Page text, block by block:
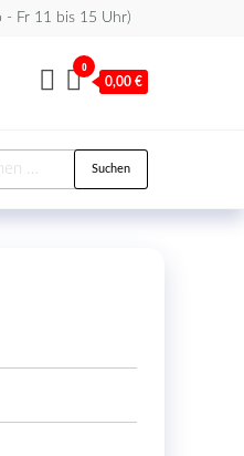
Fr 11 bis 15 Uhr)
0
0,00 €
Suchen